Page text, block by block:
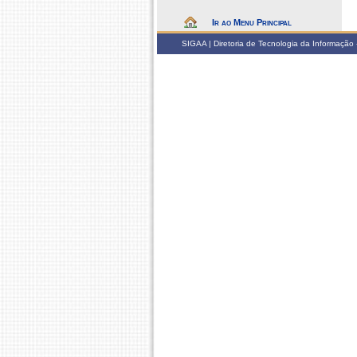
Ir ao Menu Principal
SIGAA | Diretoria de Tecnologia da